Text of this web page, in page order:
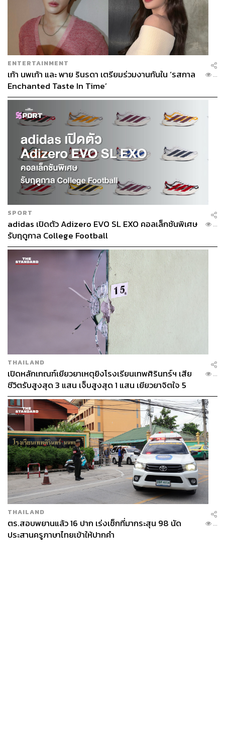
ENTERTAINMENT
เก้า นพเก้า และ พาย รินรดา เตรียมร่วมงานกันใน ‘รสกาล
Enchanted Taste In Time’
...
SPORT
adidas เปิดตัว Adizero EVO SL EXO คอลเล็กชันพิเศษ
รับฤดูกาล College Football
...
THAILAND
เปิดหลักเกณฑ์เยียวยาเหตุยิงโรงเรียนเทพศิรินทร์ฯ เสีย
ชีวิตรับสูงสุด 3 แสน เจ็บสูงสุด 1 แสน เยียวยาจิตใจ 5
ระดับ
...
THAILAND
ตร.สอบพยานแล้ว 16 ปาก เร่งเช็กที่มากระสุน 98 นัด
ประสานครูภาษาไทยเข้าให้ปากคำ
...